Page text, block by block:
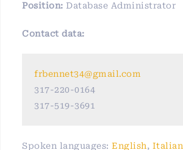
Position: Database Administrator
Contact data:
frbennet34@gmail.com
317-220-0164
317-519-3691
Spoken languages: English, Italian